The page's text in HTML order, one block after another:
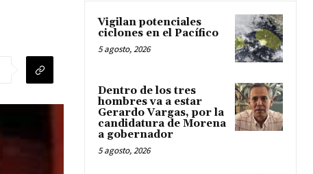
Vigilan potenciales
ciclones en el Pacífico
5 agosto, 2026
Dentro de los tres
hombres va a estar
Gerardo Vargas, por la
candidatura de Morena
a gobernador
5 agosto, 2026